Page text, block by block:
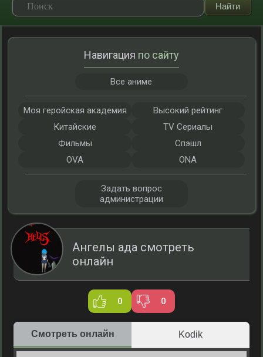
Ангелы ада смотреть
онлайн
0 0
Смотреть онлайн Kodik
Навигация по сайту
Все аниме
Моя геройская академия
Высокий рейтинг
Китайские
TV Сериалы
Фильмы
Спэшл
OVA
ONA
Задать вопрос
администрации